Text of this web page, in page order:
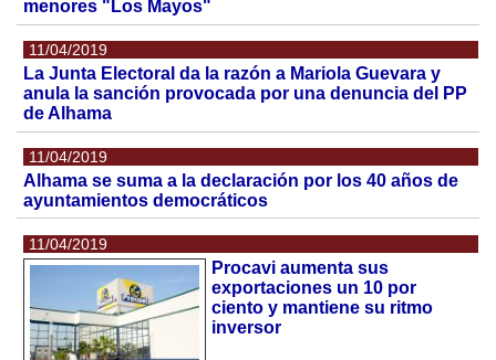
menores "Los Mayos"
11/04/2019
La Junta Electoral da la razón a Mariola Guevara y
anula la sanción provocada por una denuncia del PP
de Alhama
11/04/2019
Alhama se suma a la declaración por los 40 años de
ayuntamientos democráticos
11/04/2019
Procavi aumenta sus
exportaciones un 10 por
ciento y mantiene su ritmo
inversor